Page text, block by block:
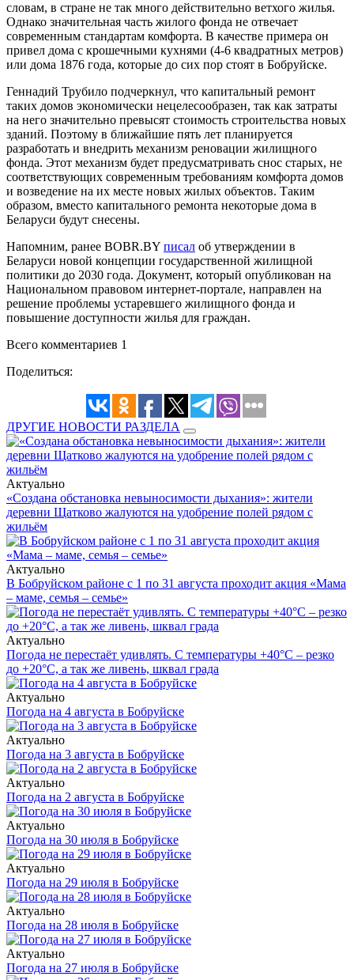
словам, в стране не так много действительно ветхого жилья.
Однако значительная часть жилого фонда не отвечает
современным стандартам комфорта. В качестве примера он
привел дома с крошечными кухнями (4-6 квадратных метров)
или дома 1876 года, которые до сих пор стоят в Бобруйске.
Геннадий Трубило подчеркнул, что капитальный ремонт
таких домов экономически нецелесообразен, так как затраты
на него значительно превысят стоимость строительства новых
зданий. Поэтому в ближайшие пять лет планируется
разработать и внедрить механизм реновации жилищного
фонда. Этот механизм будет предусматривать снос старых, не
соответствующих современным требованиям комфорта домов
и возведение на их месте новых жилых объектов. Таким
образом, вместо капитального ремонта некоторые дома в
Беларуси будут снесены.
Напомним, ранее BOBR.BY писал об утверждении в
Беларуси новой концепции государственной жилищной
политики до 2030 года. Документ, который опубликован на
Национальном правовом интернет-портале, направлен на
решение проблемы устаревшего жилищного фонда и
повышение доступности жилья для граждан.
Всего комментариев 1
Поделиться:
ДРУГИЕ НОВОСТИ РАЗДЕЛА
Актуально
«Создана обстановка невыносимости дыхания»: жители
деревни Щатково жалуются на удобрение полей рядом с
жильём
Актуально
В Бобруйском районе с 1 по 31 августа проходит акция «Мама
– маме, семья – семье»
Актуально
Погода не перестаёт удивлять. С температуры +40°С – резко
до +20°С, а так же ливень, шквал града
Актуально
Погода на 4 августа в Бобруйске
Актуально
Погода на 3 августа в Бобруйске
Актуально
Погода на 2 августа в Бобруйске
Актуально
Погода на 30 июля в Бобруйске
Актуально
Погода на 29 июля в Бобруйске
Актуально
Погода на 28 июля в Бобруйске
Актуально
Погода на 27 июля в Бобруйске